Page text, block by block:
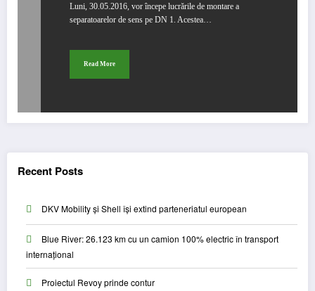
Luni, 30.05.2016, vor începe lucrările de montare a
separatoarelor de sens pe DN 1. Acestea…
Read More
Recent Posts
DKV Mobility și Shell își extind parteneriatul european
Blue River: 26.123 km cu un camion 100% electric în transport
internațional
Proiectul Revoy prinde contur